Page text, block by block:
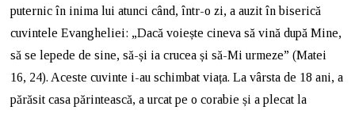
puternic în inima lui atunci când, într-o zi, a auzit în biserică
cuvintele Evangheliei: „Dacă voiește cineva să vină după Mine,
să se lepede de sine, să-și ia crucea și să-Mi urmeze” (Matei
16, 24). Aceste cuvinte i-au schimbat viața. La vârsta de 18 ani, a
părăsit casa părintească, a urcat pe o corabie și a plecat la